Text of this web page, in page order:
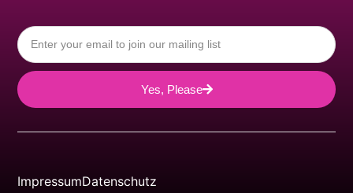
Yes, Please
ImpressumDatenschutz